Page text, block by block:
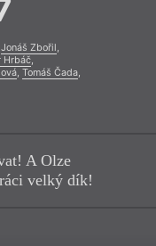
Jonáš Zbořil ,
Hrbáč,
, Tomáš Čada,
A Olze
velký dík!